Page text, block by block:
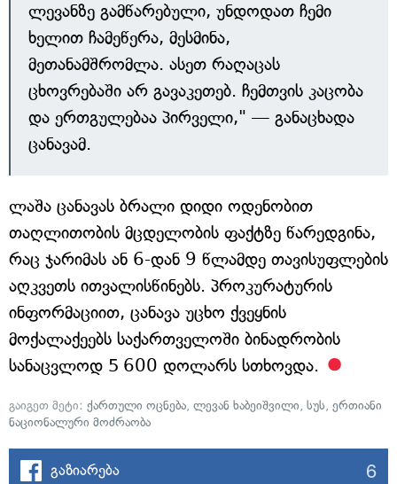
ლევანზე გამწარებული, უნდოდათ ჩემი
ხელით ჩამეწერა, მესმინა,
მეთანამშრომლა. ასეთ რაღაცას
ცხოვრებაში არ გავაკეთებ. ჩემთვის კაცობა
და ერთგულებაა პირველი," — განაცხადა
ცანავამ.
ლაშა ცანავას ბრალი დიდი ოდენობით
თაღლითობის მცდელობის ფაქტზე წარედგინა,
რაც ჯარიმას ან 6-დან 9 წლამდე თავისუფლების
აღკვეთს ითვალისწინებს. პროკურატურის
ინფორმაციით, ცანავა უცხო ქვეყნის
მოქალაქეებს საქართველოში ბინადრობის
სანაცვლოდ 5 600 დოლარს სთხოვდა.
გაიგეთ მეტი: ქართული ოცნება, ლევან ხაბეიშვილი, სუს, ერთიანი
ნაციონალური მოძრაობა
გაზიარება 6